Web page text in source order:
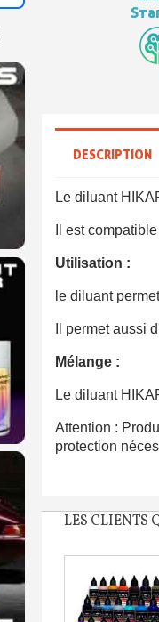
DESCRIPTION
Le diluant
Il est
Utilisation :
le diluant
Il permet aussi
Mélange :
Le diluant
Attention :
protection
LES CLIENTS